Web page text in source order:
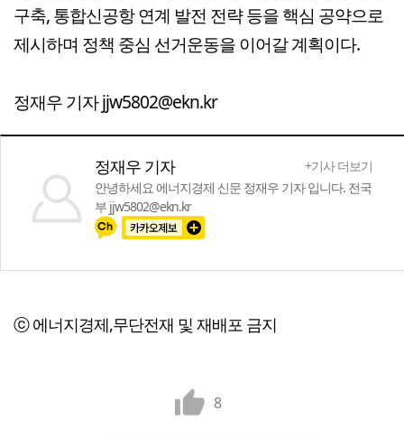
구축, 통합신공항 연계 발전 전략 등을 핵심 공약으로
제시하며 정책 중심 선거운동을 이어갈 계획이다.
정재우 기자 jjw5802@ekn.kr
정재우 기자
+기사 더보기
안녕하세요 에너지경제 신문 정재우 기자 입니다. 전국
부 jjw5802@ekn.kr
ⓒ 에너지경제,무단전재 및 재배포 금지
8